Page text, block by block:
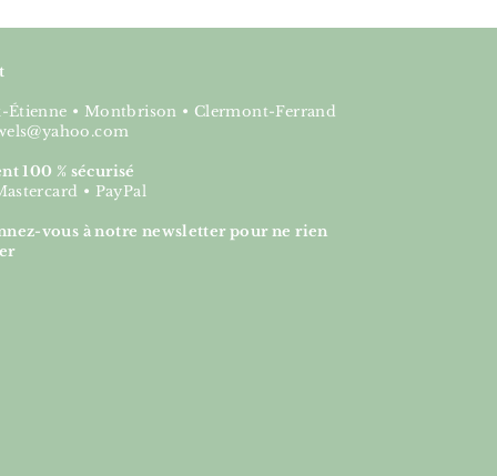
Étienne • Montbrison • Clermont-Ferrand
100 % sécurisé
• PayPal
vous à notre newsletter pour ne rien